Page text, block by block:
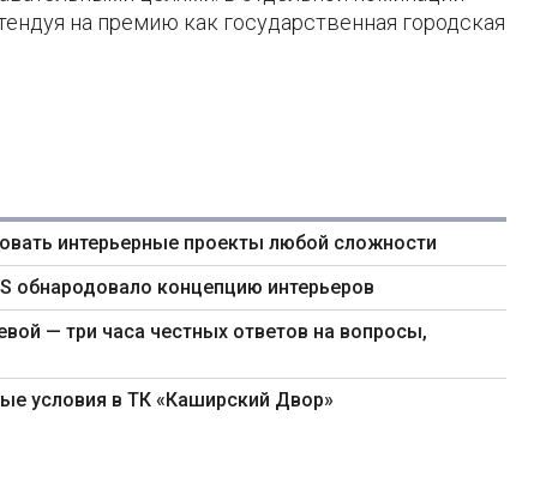
на премию как государственная городская
интерьерные проекты любой сложности
обнародовало концепцию интерьеров
— три часа честных ответов на вопросы,
условия в ТК «Каширский Двор»